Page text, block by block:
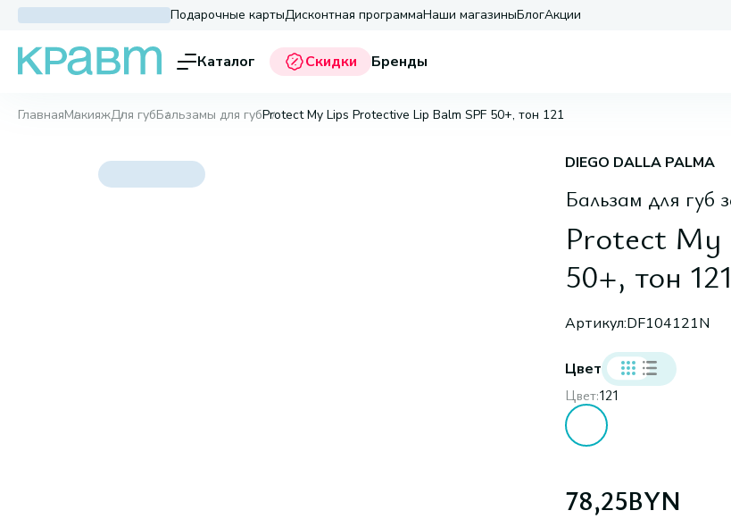
Подарочные картыДисконтная программаНаши магазиныБлогАкции
Каталог Скидки Бренды
ГлавнаяМакияжДля губБальзамы для губProtect My Lips Protective Lip Balm SPF 50+, тон 121
DIEGO DALLA PALMA
Бальзам для губ
Protect My
50+, тон 121
Артикул:DF104121N
Цвет
Цвет:121
78,25BYN